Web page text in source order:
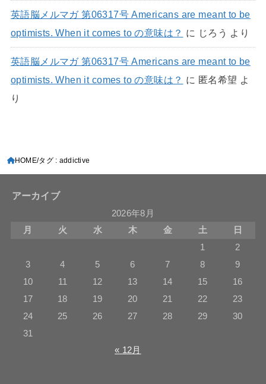
英語脳メルマガ 第06317号 Americans are meant to be
optimists. When it comes to の意味は？ に じろう より
英語脳メルマガ 第06317号 Americans are meant to be
optimists. When it comes to の意味は？ に 匿名希望 よ
り
HOME タグ : addictive
アーカイブ
2026年8月
月
火 水 木 金 土
日
1
2
3
4 5 6 7 8
9
10
11 12 13 14 15
16
17
18 19 20 21 22
23
24
25 26 27 28 29
30
31
« 12月